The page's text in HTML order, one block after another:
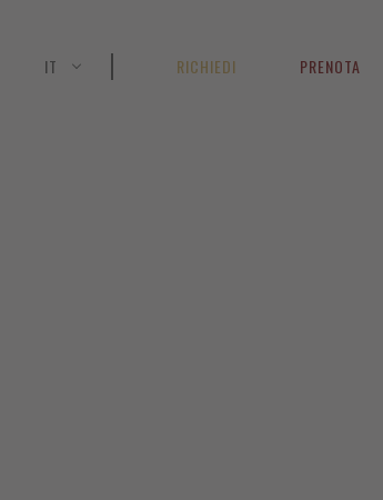
IT RICHIEDI PRENOTA